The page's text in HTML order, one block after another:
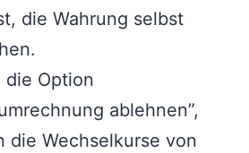
die Wahrung selbst
die Option
ablehnen”,
die Wechselkurse von